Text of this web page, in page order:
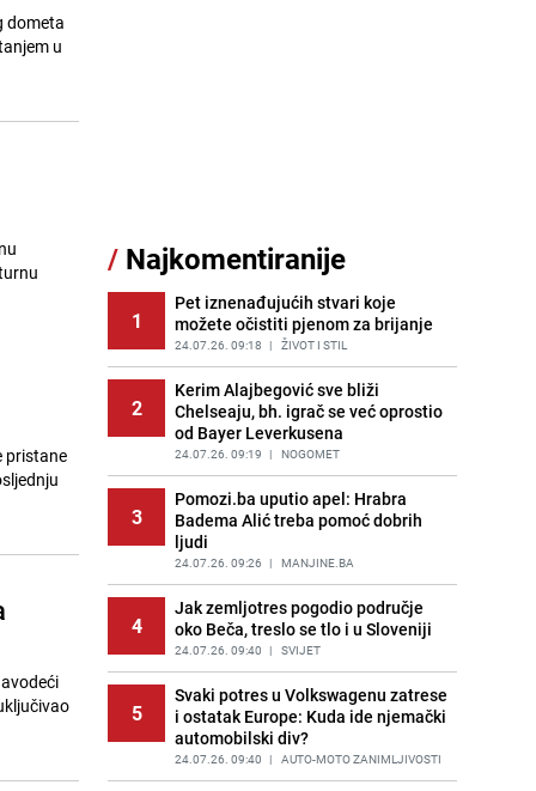
dometa
u
pristane
odgovore ChatGPT-a o Gazi
12
Pojavili su vam se mravi u kući? Bez
brige, ovo su najbolji načini da ih se
riješite
PRIJE 3 DANA | ŽIVOT I STIL
Kao iz slastičarne: Rolada od
čokolade i kokosa bez pečenja,
jednostavan desert bez imalo muke
PRIJE 2 DANA | RECEPTI
Tajna savršenog makedonskog
ajvara: Stari recept za kremast i
bogat okus
PRIJE 1 DAN | RECEPTI
15
Kako izgleda travnjak stadiona
Koševo nakon tri koncerta Dine
Merlina
PRIJE 2 DANA | FOTO
/ Najkomentiranije
1
Pet iznenađujućih stvari koje
možete očistiti pjenom za brijanje
24.07.26. 09:18 | ŽIVOT I STIL
2
Kerim Alajbegović sve bliži
Chelseaju, bh. igrač se već oprostio
od Bayer Leverkusena
24.07.26. 09:19 | NOGOMET
3
Pomozi.ba uputio apel: Hrabra
Badema Alić treba pomoć dobrih
ljudi
24.07.26. 09:26 | MANJINE.BA
4
Jak zemljotres pogodio područje
oko Beča, treslo se tlo i u Sloveniji
24.07.26. 09:40 | SVIJET
5
Svaki potres u Volkswagenu zatrese
i ostatak Europe: Kuda ide njemački
automobilski div?
24.07.26. 09:40 | AUTO-MOTO ZANIMLJIVOSTI